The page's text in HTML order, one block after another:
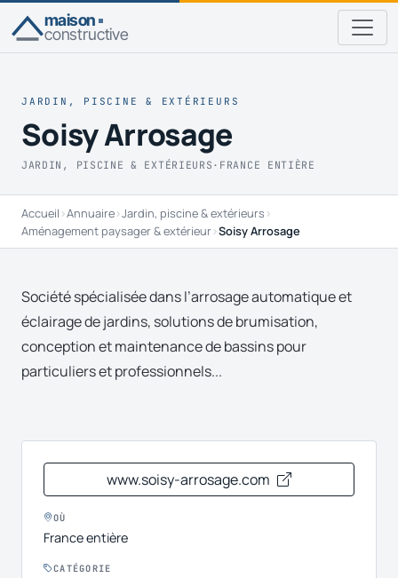
maison
constructive
JARDIN, PISCINE & EXTÉRIEURS
Soisy Arrosage
JARDIN, PISCINE & EXTÉRIEURS · FRANCE ENTIÈRE
Accueil ›Annuaire›Jardin, piscine & extérieurs ›
Aménagement paysager & extérieur›Soisy Arrosage
Société spécialisée dans l’arrosage automatique et
éclairage de jardins, solutions de brumisation,
conception et maintenance de bassins pour
particuliers et professionnels...
www.soisy-arrosage.com
OÙ
France entière
CATÉGORIE